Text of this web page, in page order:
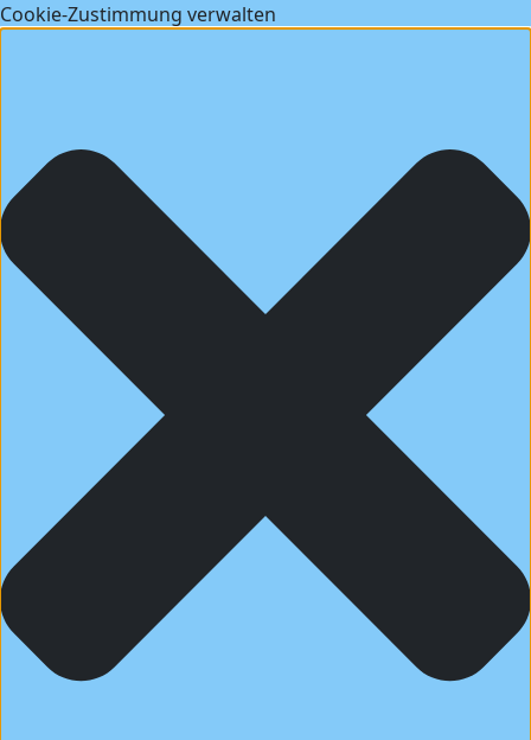
Cookie-Zustimmung verwalten